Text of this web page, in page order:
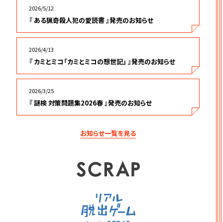
2026/5/12
『 ある猟奇殺人犯の愛読書 』発売のお知らせ
2026/4/13
『 カミとミコ「カミとミコの想世記」 』発売のお知らせ
2026/3/25
『 謎検 対策問題集2026春 』発売のお知らせ
お知らせ一覧を見る